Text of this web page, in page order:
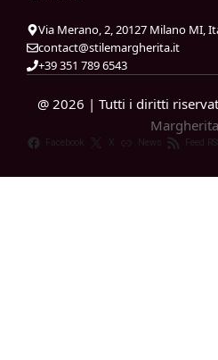
Via Merano, 2, 20127 Milano MI,
contact@stilemargherita.it
+39 351 789 6543
@ 2026 | Tutti i diritti
Facebook X News Feed